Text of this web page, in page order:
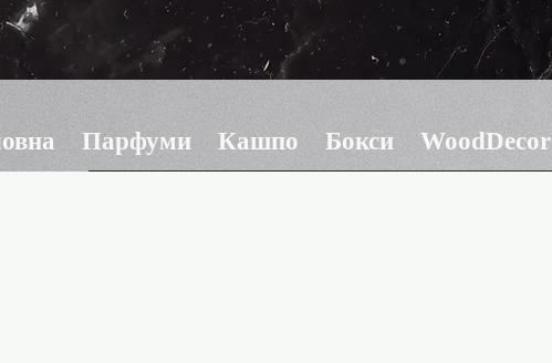
Парфуми Кашпо Бокси WoodDecor